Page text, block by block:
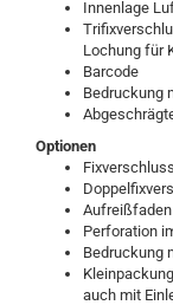
Innenlage
Lochung für
Barcode
Bedruckung
Optionen
Fixverschluss
Perforation
Bedruckung
auch mit